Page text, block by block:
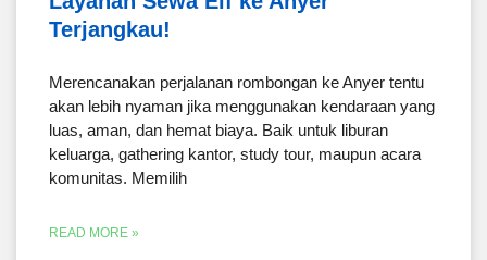
Terjangkau!
Merencanakan perjalanan rombongan ke Anyer tentu
akan lebih nyaman jika menggunakan kendaraan yang
luas, aman, dan hemat biaya. Baik untuk liburan
keluarga, gathering kantor, study tour, maupun acara
komunitas. Memilih
READ MORE »